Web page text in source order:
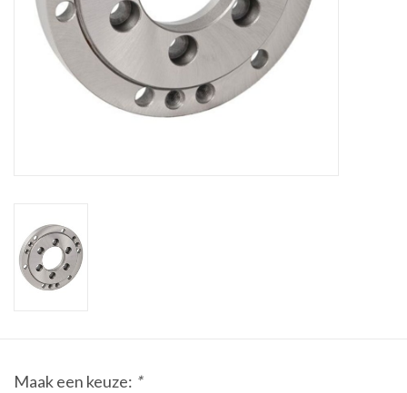
Alles om te Zagen |
Alles om te Lassen |
Verspaanbaar materiaal |
Varia |
Machines |
Maak een keuze: *